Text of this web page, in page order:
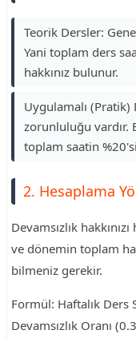
Teorik Dersler:
Yani toplam ders
hakkınız bulunur.
Uygulamalı
zorunluluğu vardır.
toplam saatin %20'si
2. Hesaplama
Devamsızlık
ve dönemin toplam
bilmeniz gerekir.
Formül: Haftalık Ders
Devamsızlık Oranı